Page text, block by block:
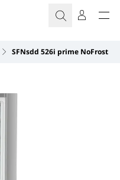
SFNsdd 526i prime NoFrost